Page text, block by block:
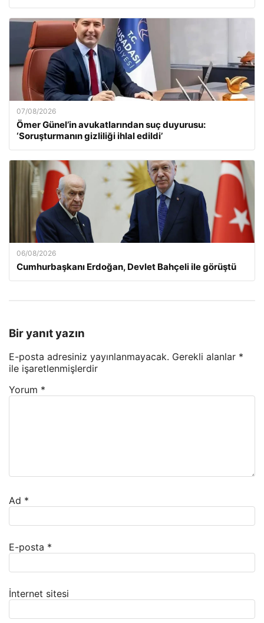
07/08/2026
Ömer Günel’in avukatlarından suç duyurusu:
‘Soruşturmanın gizliliği ihlal edildi’
06/08/2026
Cumhurbaşkanı Erdoğan, Devlet Bahçeli ile görüştü
Bir yanıt yazın
E-posta adresiniz yayınlanmayacak. Gerekli alanlar *
ile işaretlenmişlerdir
Yorum *
Ad *
E-posta *
İnternet sitesi